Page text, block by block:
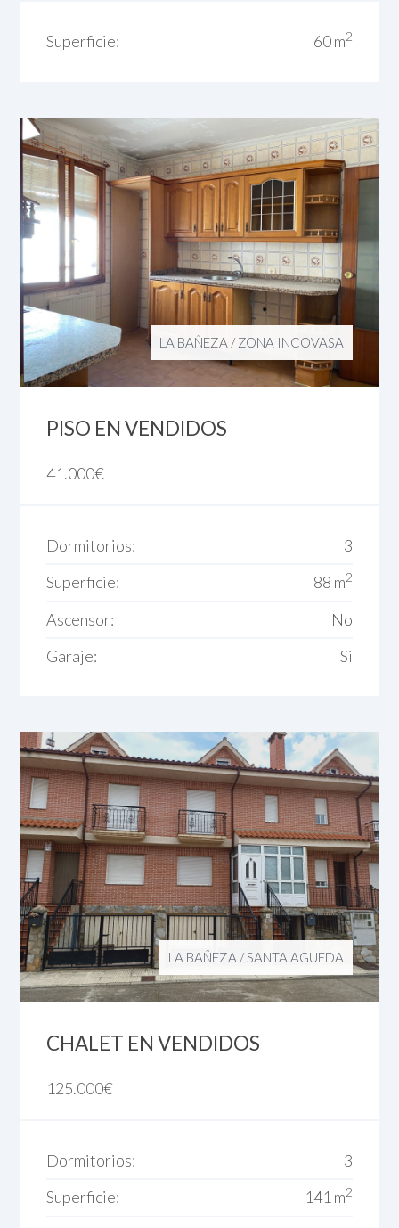
Superficie: 60 m2
LA BAÑEZA /ZONA INCOVASA
PISO EN VENDIDOS
41.000€
Dormitorios:
3
Superficie:
88 m2
Ascensor:
No
Garaje:
Si
LA BAÑEZA /SANTA AGUEDA
CHALET EN VENDIDOS
125.000€
Dormitorios:
3
Superficie:
141 m2